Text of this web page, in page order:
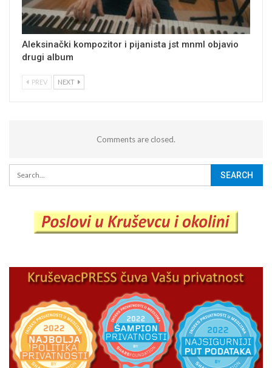
Aleksinački kompozitor i pijanista jst mnml objavio
drugi album
PREV NEXT
Comments are closed.